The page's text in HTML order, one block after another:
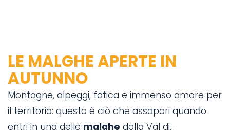
LE MALGHE APERTE IN
AUTUNNO
Montagne, alpeggi, fatica e immenso amore per
il territorio: questo è ciò che assapori quando
entri in una delle malghe della Val di...